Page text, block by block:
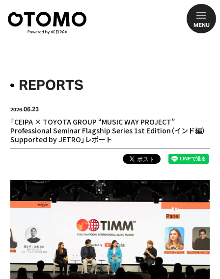
MENU
REPORTS
2026.06.23
「CEIPA × TOYOTA GROUP “MUSIC WAY PROJECT”
Professional Seminar Flagship Series 1st Edition（インド編）
Supported by JETRO」レポート